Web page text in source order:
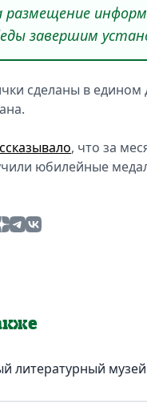
размещение
завершим
сделаны в едином
, что за
юбилейные
литературный